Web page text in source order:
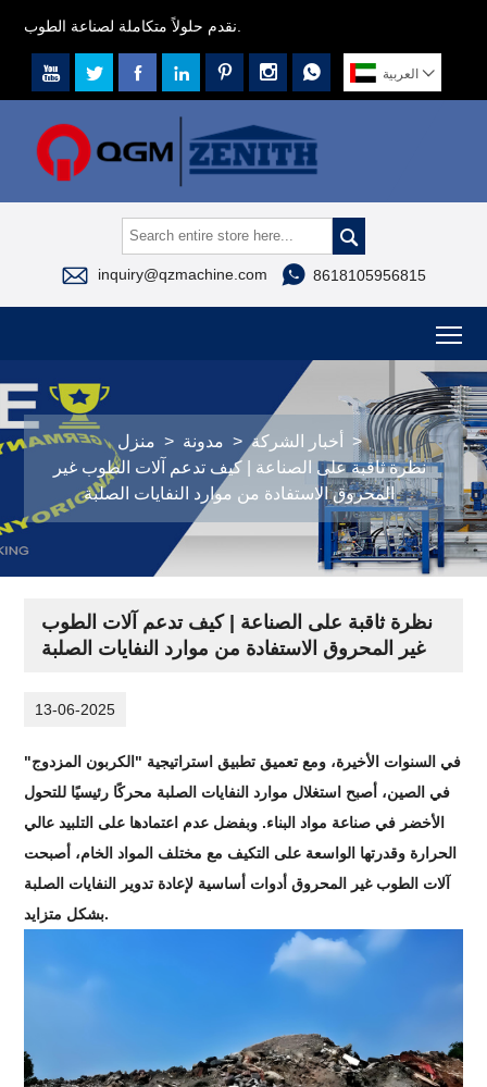
       العربية 

 inquiry@qzmachine.com  8618105956815
منزل > مدونة > أخبار الشركة
>
نظرة ثاقبة على الصناعة | كيف تدعم آلات الطوب غير
المحروق الاستفادة من موارد النفايات الصلبة
نظرة ثاقبة على الصناعة | كيف تدعم آلات الطوب
غير المحروق الاستفادة من موارد النفايات الصلبة
13-06-2025
في السنوات الأخيرة، ومع تعميق تطبيق استراتيجية "الكربون المزدوج"
في الصين، أصبح استغلال موارد النفايات الصلبة محركًا رئيسيًا للتحول
الأخضر في صناعة مواد البناء. وبفضل عدم اعتمادها على التلبيد عالي
الحرارة وقدرتها الواسعة على التكيف مع مختلف المواد الخام، أصبحت
آلات الطوب غير المحروق أدوات أساسية لإعادة تدوير النفايات الصلبة
بشكل متزايد.